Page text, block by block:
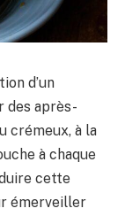
d’un
des après-
crémeux, à la
à chaque
cette
émerveiller